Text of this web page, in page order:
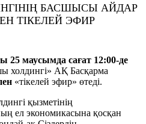
25 маусымда сағат 12:00-де
холдингі» АҚ Басқарма
«тікелей эфир» өтеді.
қызметінің
ел экономикасына қосқан